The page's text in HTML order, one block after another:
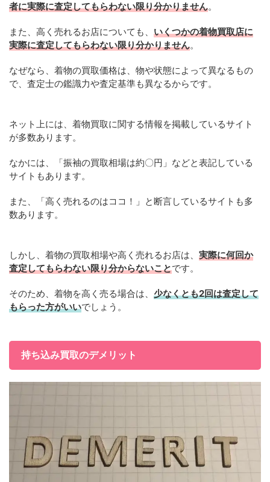
者に実際に査定してもらわない限り分かりません。
また、高く売れるお店についても、 いくつかの着物買取店に
実際に査定してもらわない限り分かりません。
なぜなら、着物の買取価格は、物や状態によって異なるもの
で、査定士の鑑識力や査定基準も異なるからです。
ネット上には、着物買取に関する情報を掲載しているサイト
が多数あります。
なかには、「振袖の買取相場は約〇円」などと表記している
サイトもあります。
また、「高く売れるのはココ！」と断言しているサイトも多
数あります。
しかし、着物の買取相場や高く売れるお店は、 実際に何回か
査定してもらわない限り分からないことです。
そのため、着物を高く売る場合は、 少なくとも2回は査定して
もらった方がいいでしょう。
持ち込み買取のデメリット